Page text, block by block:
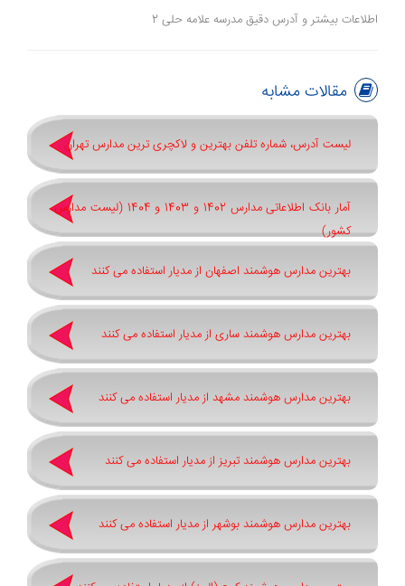
اطلاعات بیشتر و آدرس دقیق مدرسه علامه حلی 2
مقالات مشابه
لیست آدرس، شماره تلفن بهترین و لاکچری ترین مدارس تهران
آمار بانک اطلاعاتی مدارس 1402 و 1403 و 1404 (لیست مدارس
کشور)
بهترین مدارس هوشمند اصفهان از مدیار استفاده می کنند
بهترین مدارس هوشمند ساری از مدیار استفاده می کنند
بهترین مدارس هوشمند مشهد از مدیار استفاده می کنند
بهترین مدارس هوشمند تبریز از مدیار استفاده می کنند
بهترین مدارس هوشمند بوشهر از مدیار استفاده می کنند